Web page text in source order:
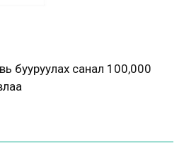
бууруулах санал 100,000